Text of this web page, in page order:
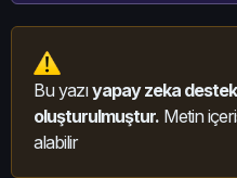
Bu yazıyapay zeka
oluşturulmuştur. Metin
alabilir